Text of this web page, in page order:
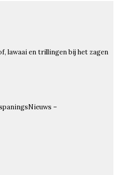
lawaai en trillingen bij het zagen
–